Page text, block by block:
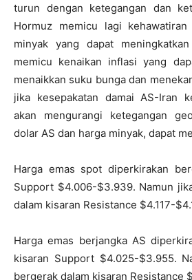
turun dengan ketegangan dan
Hormuz memicu lagi
minyak yang dapat
memicu kenaikan inflasi yang
menaikkan suku bunga dan
jika kesepakatan damai AS-Iran
akan mengurangi ketegangan
dolar AS dan harga minyak, dapat
Harga emas spot diperkirakan
Support $4.006-$3.939. Namun
dalam kisaran Resistance $4.117-
Harga emas berjangka AS
kisaran Support $4.025-$3.955.
bergerak dalam kisaran Resistance